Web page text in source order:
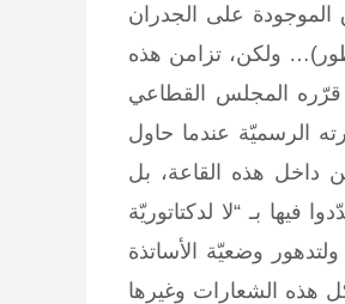
الموجودة على الجدران
ولكن، تزامن هذه
التعليم العالي لإضراب 5 أفريل الذي قرّره المجلس القطاعي
الرسميّة عندما حاول
داخل هذه القاعة، بل
فيها بـ “لا لدكتاتوريّة
وضعيّة الأساتذة
هذه الشعارات وغيرها